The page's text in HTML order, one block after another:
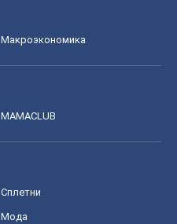
Mакроэкономика
MAMACLUB
Сплетни
Мода